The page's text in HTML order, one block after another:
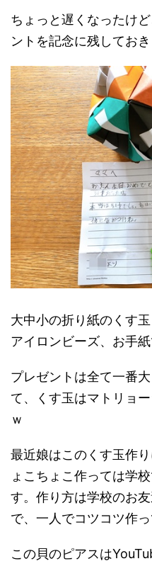
ちょっと遅くなったけ
ントを記念に残してお
大中小の折り紙のくす
アイロンビーズ、お手
プレゼントは全て一番
て、くす玉はマトリョ
ｗ
最近娘はこのくす玉作
ょこちょこ作っては学
す。作り方は学校のお
で、一人でコツコツ作っ
この貝のピアスは